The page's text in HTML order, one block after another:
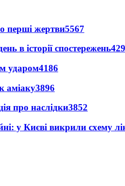
перші жертви5567
в історії спостережень
ударом4186
аміаку3896
про наслідки3852
у Києві викрили схему